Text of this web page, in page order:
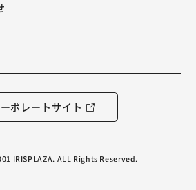
ポレートサイト
IRISPLAZA. ALL Rights Reserved.